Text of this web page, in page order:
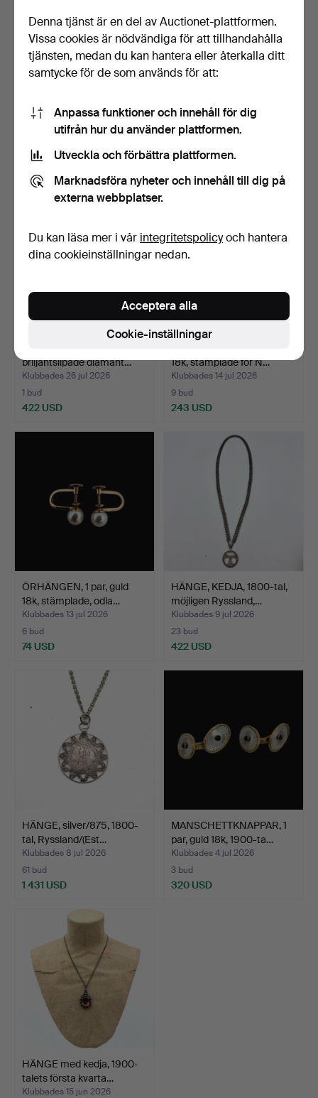
SMARAGD PÄRLSTAV
HALSBAND MED
MAGNETLÅS, 5…
Klubbades 26 jul 2026
26 bud
BROSCH, ARMBAND,
1800-talets andra hälft.
Klubbades 26 jul 2026
17 bud
briljantslipade diamant…
Klubbades 26 jul 2026
1 bud
422 USD
18k, stämplade för N…
Klubbades 14 jul 2026
9 bud
243 USD
ÖRHÄNGEN, 1 par, guld
18k, stämplade, odla…
Klubbades 13 jul 2026
6 bud
74 USD
HÄNGE, KEDJA, 1800-tal,
möjligen Ryssland,…
Klubbades 9 jul 2026
23 bud
422 USD
HÄNGE, silver/875, 1800-
tal, Ryssland/(Est…
Klubbades 8 jul 2026
61 bud
1 431 USD
MANSCHETTKNAPPAR, 1
par, guld 18k, 1900-ta…
Klubbades 4 jul 2026
3 bud
320 USD
HÄNGE med kedja, 1900-
talets första kvarta…
Klubbades 15 jun 2026
Denna tjänst är en del av Auctionet-plattformen.
Vissa cookies är nödvändiga för att tillhandahålla
tjänsten, medan du kan hantera eller återkalla ditt
samtycke för de som används för att:
Anpassa funktioner och innehåll för dig
utifrån hur du använder plattformen.
Utveckla och förbättra plattformen.
Marknadsföra nyheter och innehåll till dig på
externa webbplatser.
Du kan läsa mer i vår integritetspolicyoch hantera
dina cookieinställningar nedan.
Cookie-inställningar
Acceptera alla